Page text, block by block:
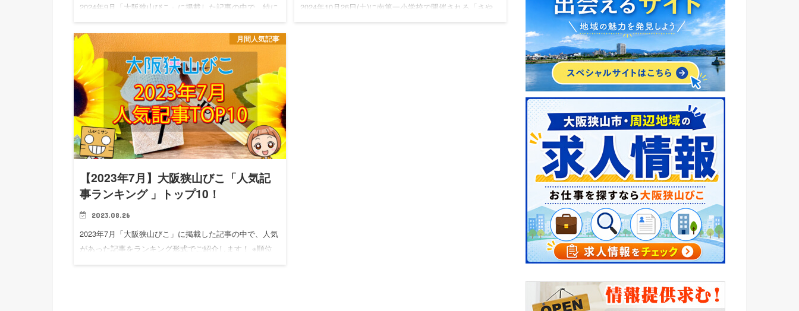
2024年9月「大阪狭山びこ」に掲載した記事の中で、特に
式SNSフォロワー数 人気記事ランキングの前に、大阪狭
山びこ「SNSフォロワー数」もお知らせします♪ X（旧
Tw…
2024年10月26日(土)に南第一小学校で開催される「さや
月間人気記事
【2023年7月】大阪狭山びこ「人気記
事ランキング 」トップ10！
2023.08.26
2023年7月「大阪狭山びこ」に掲載した記事の中で、人気
があった記事をランキング形式でご紹介します！ ※順位